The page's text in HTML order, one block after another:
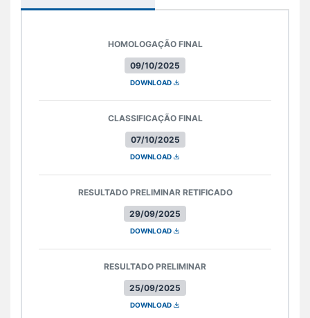
09/10/2025
HOMOLOGAÇÃO FINAL
DOWNLOAD
07/10/2025
CLASSIFICAÇÃO FINAL
DOWNLOAD
29/09/2025
RESULTADO PRELIMINAR RETIFICADO
DOWNLOAD
25/09/2025
RESULTADO PRELIMINAR
DOWNLOAD